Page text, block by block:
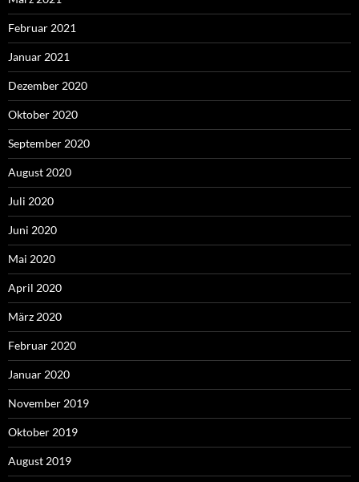
Februar 2021
Januar 2021
Dezember 2020
Oktober 2020
September 2020
August 2020
Juli 2020
Juni 2020
Mai 2020
April 2020
März 2020
Februar 2020
Januar 2020
November 2019
Oktober 2019
August 2019